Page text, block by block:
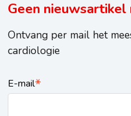
Geen nieuwsartikel
Ontvang per mail het
cardiologie
E-mail*